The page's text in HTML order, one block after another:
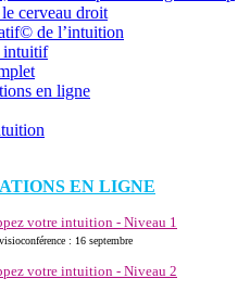
cerveau droit
de l’intuition
intuitif
en ligne
EN LIGNE
votre intuition - Niveau 1
: 16 septembre
votre intuition - Niveau 2